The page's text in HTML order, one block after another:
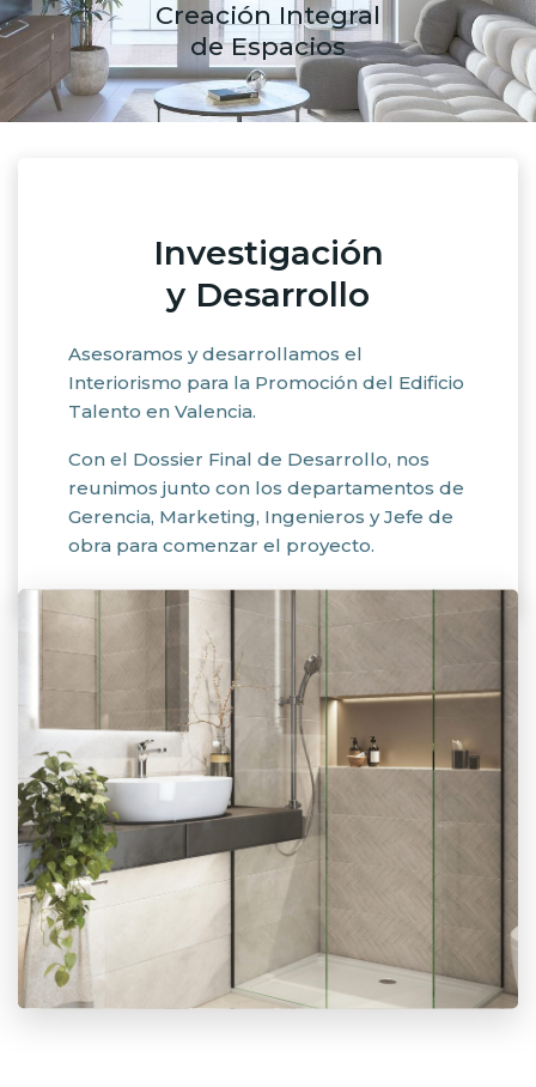
Creación Integral
de Espacios
Investigación
y Desarrollo
Asesoramos y desarrollamos el
Interiorismo para la Promoción del Edificio
Talento en Valencia.
Con el Dossier Final de Desarrollo, nos
reunimos junto con los departamentos de
Gerencia, Marketing, Ingenieros y Jefe de
obra para comenzar el proyecto.